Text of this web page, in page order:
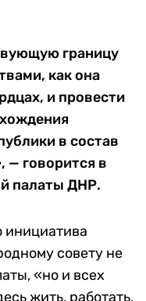
границу
как она
и провести
в состав
— говорится в
палаты ДНР.
инициатива
совету не
«но и всех
жить, работать,